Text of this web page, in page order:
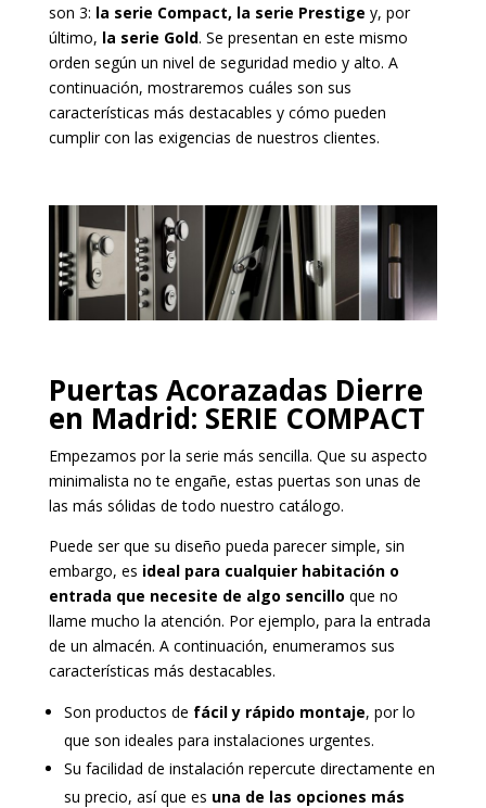
son 3: la serie Compact, la serie Prestige y, por
último, la serie Gold. Se presentan en este mismo
orden según un nivel de seguridad medio y alto. A
continuación, mostraremos cuáles son sus
características más destacables y cómo pueden
cumplir con las exigencias de nuestros clientes.
Puertas Acorazadas Dierre
en Madrid: SERIE COMPACT
Empezamos por la serie más sencilla. Que su aspecto
minimalista no te engañe, estas puertas son unas de
las más sólidas de todo nuestro catálogo.
Puede ser que su diseño pueda parecer simple, sin
embargo, es ideal para cualquier habitación o
entrada que necesite de algo sencillo que no
llame mucho la atención. Por ejemplo, para la entrada
de un almacén. A continuación, enumeramos sus
características más destacables.
Son productos de fácil y rápido montaje, por lo
que son ideales para instalaciones urgentes.
Su facilidad de instalación repercute directamente en
su precio, así que es una de las opciones más